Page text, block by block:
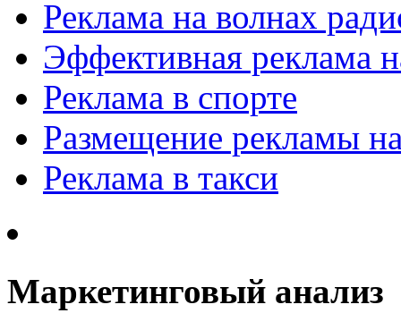
Реклама на волнах
Эффективная реклама
Реклама в спорте
Размещение рекламы
Реклама в такси
Маркетинговый анализ